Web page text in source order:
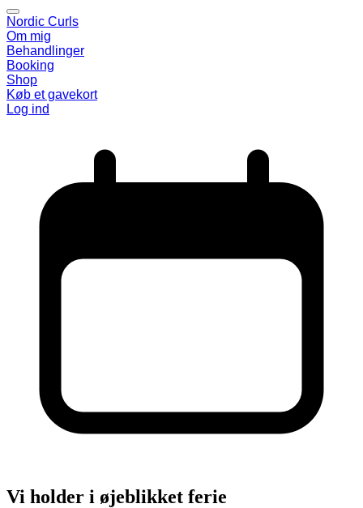
Nordic Curls
Om mig
Behandlinger
Booking
Shop
Køb et gavekort
Log ind
Vi holder i øjeblikket ferie